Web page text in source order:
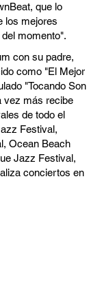
que lo
los mejores
momento".
con su padre,
como "El Mejor
"Tocando Son
vez más recibe
de todo el
Festival,
Ocean Beach
Jazz Festival,
conciertos en